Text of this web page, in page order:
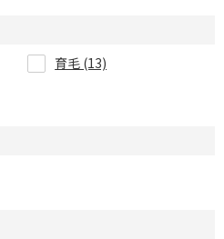
育毛 (13)